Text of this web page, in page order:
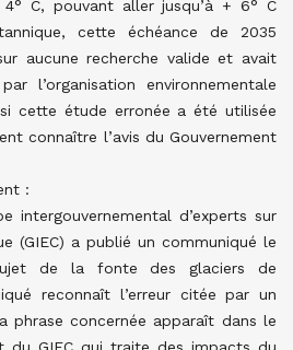
C, pouvant aller jusqu’à + 6° C
cette échéance de 2035
aucune recherche valide et avait
l’organisation environnementale
cette étude erronée a été utilisée
connaître l’avis du Gouvernement
:
intergouvernemental d’experts sur
(GIEC) a publié un communiqué le
de la fonte des glaciers de
reconnaît l’erreur citée par un
phrase concernée apparaît dans le